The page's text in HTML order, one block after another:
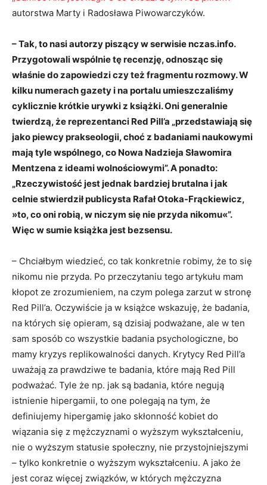
autorstwa Marty i Radosława Piwowarczyków.
– Tak, to nasi autorzy piszący w serwisie nczas.info.
Przygotowali wspólnie tę recenzję, odnosząc się
właśnie do zapowiedzi czy też fragmentu rozmowy. W
kilku numerach gazety i na portalu umieszczaliśmy
cyklicznie krótkie urywki z książki. Oni generalnie
twierdzą, że reprezentanci Red Pill’a „przedstawiają się
jako piewcy prakseologii, choć z badaniami naukowymi
mają tyle wspólnego, co Nowa Nadzieja Sławomira
Mentzena z ideami wolnościowymi”. A ponadto:
„Rzeczywistość jest jednak bardziej brutalna i jak
celnie stwierdził publicysta Rafał Otoka-Frąckiewicz,
»to, co oni robią, w niczym się nie przyda nikomu«”.
Więc w sumie książka jest bezsensu.
– Chciałbym wiedzieć, co tak konkretnie robimy, że to się
nikomu nie przyda. Po przeczytaniu tego artykułu mam
kłopot ze zrozumieniem, na czym polega zarzut w stronę
Red Pill’a. Oczywiście ja w książce wskazuję, że badania,
na których się opieram, są dzisiaj podważane, ale w ten
sam sposób co wszystkie badania psychologiczne, bo
mamy kryzys replikowalności danych. Krytycy Red Pill’a
uważają za prawdziwe te badania, które mają Red Pill
podważać. Tyle że np. jak są badania, które negują
istnienie hipergamii, to one polegają na tym, że
definiujemy hipergamię jako skłonność kobiet do
wiązania się z mężczyznami o wyższym wykształceniu,
nie o wyższym statusie społeczny, nie przystojniejszymi
– tylko konkretnie o wyższym wykształceniu. A jako że
jest coraz więcej związków, w których mężczyzna